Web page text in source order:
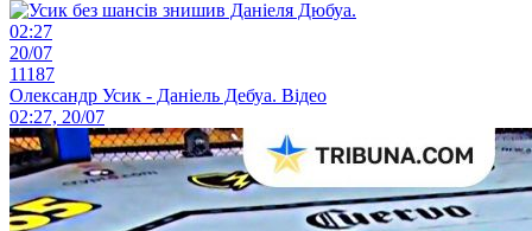
02:27
20/07
11187
Олександр Усик - Даніель Дебуа. Відео
02:27, 20/07